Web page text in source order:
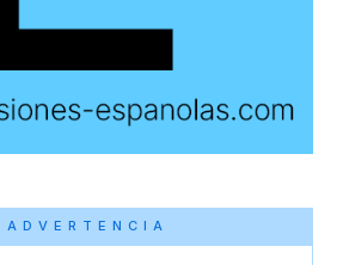
ADVERTENCIA